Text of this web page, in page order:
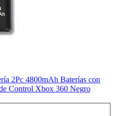
2Pc 4800mAh Baterías con
Control Xbox 360 Negro